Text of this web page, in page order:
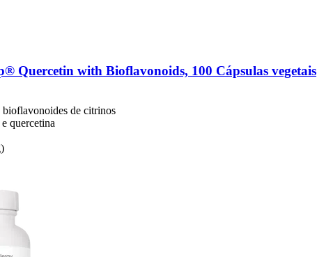
Quercetin with Bioflavonoids, 100 Cápsulas vegetais
de citrinos
quercetina